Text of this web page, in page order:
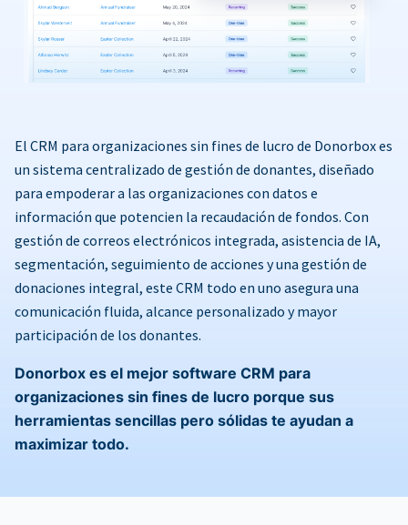
El CRM para organizaciones sin fines de lucro de Donorbox es
un sistema centralizado de gestión de donantes, diseñado
para empoderar a las organizaciones con datos e
información que potencien la recaudación de fondos. Con
gestión de correos electrónicos integrada, asistencia de IA,
segmentación, seguimiento de acciones y una gestión de
donaciones integral, este CRM todo en uno asegura una
comunicación fluida, alcance personalizado y mayor
participación de los donantes.
Donorbox es el mejor software CRM para
organizaciones sin fines de lucro porque sus
herramientas sencillas pero sólidas te ayudan a
maximizar todo.